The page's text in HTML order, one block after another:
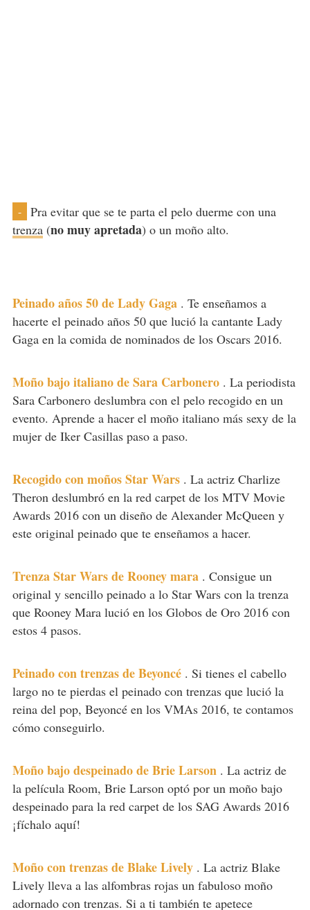
-
Pra evitar que se te parta el pelo duerme con una
trenza(no muy apretada) o un moño alto.
Peinado años 50 de Lady Gaga . Te enseñamos a
hacerte el peinado años 50 que lució la cantante Lady
Gaga en la comida de nominados de los Oscars 2016.
Moño bajo italiano de Sara Carbonero . La periodista
Sara Carbonero deslumbra con el pelo recogido en un
evento. Aprende a hacer el moño italiano más sexy de la
mujer de Iker Casillas paso a paso.
Recogido con moños Star Wars . La actriz Charlize
Theron deslumbró en la red carpet de los MTV Movie
Awards 2016 con un diseño de Alexander McQueen y
este original peinado que te enseñamos a hacer.
Trenza Star Wars de Rooney mara . Consigue un
original y sencillo peinado a lo Star Wars con la trenza
que Rooney Mara lució en los Globos de Oro 2016 con
estos 4 pasos.
Peinado con trenzas de Beyoncé . Si tienes el cabello
largo no te pierdas el peinado con trenzas que lució la
reina del pop, Beyoncé en los VMAs 2016, te contamos
cómo conseguirlo.
Moño bajo despeinado de Brie Larson . La actriz de
la película Room, Brie Larson optó por un moño bajo
despeinado para la red carpet de los SAG Awards 2016
¡fíchalo aquí!
Moño con trenzas de Blake Lively . La actriz Blake
Lively lleva a las alfombras rojas un fabuloso moño
adornado con trenzas. Si a ti también te apetece